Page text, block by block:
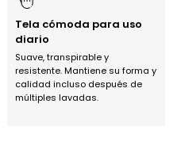
Tela cómoda para uso
diario
Suave, transpirable y
resistente. Mantiene su forma y
calidad incluso después de
múltiples lavadas.